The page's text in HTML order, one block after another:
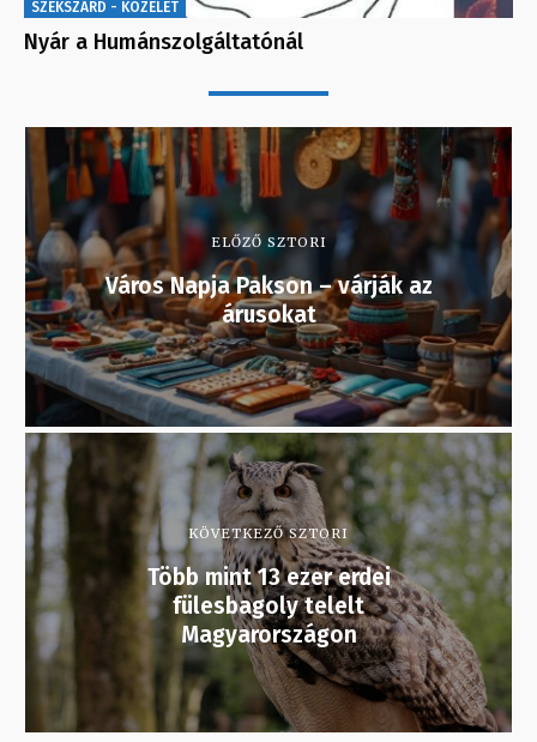
SZEKSZÁRD - KÖZÉLET
Nyár a Humánszolgáltatónál
ELŐZŐ SZTORI
Város Napja Pakson – várják az
árusokat
KÖVETKEZŐ SZTORI
Több mint 13 ezer erdei
fülesbagoly telelt
Magyarországon